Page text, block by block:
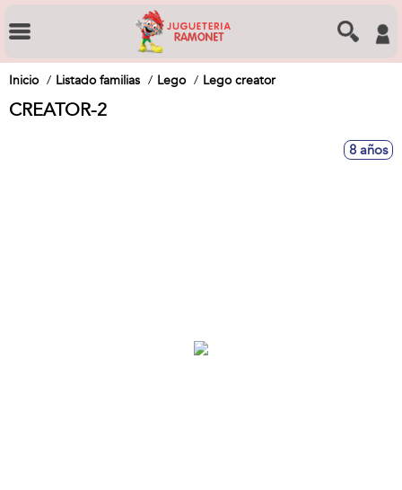
Inicio Listado familias Lego Lego creator
CREATOR-2
8 años